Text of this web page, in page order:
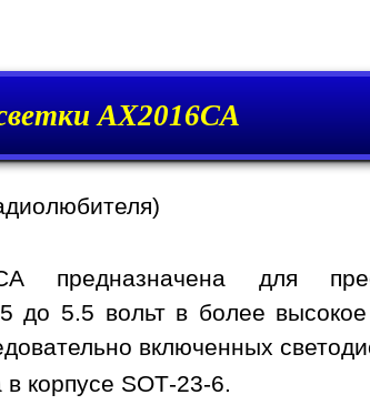
AX2016CA
предназначена для
до 5.5 вольт в более
включенных
корпусе SOT-23-6.